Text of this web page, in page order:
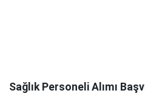
Sağlık Personeli Alımı